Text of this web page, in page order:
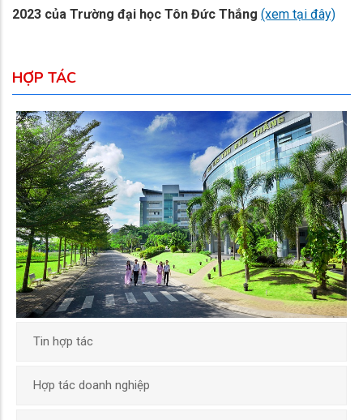
2023 của Trường đại học Tôn Đức Thắng (xem tại đây)
HỢP TÁC
Tin hợp tác
Hợp tác doanh nghiệp